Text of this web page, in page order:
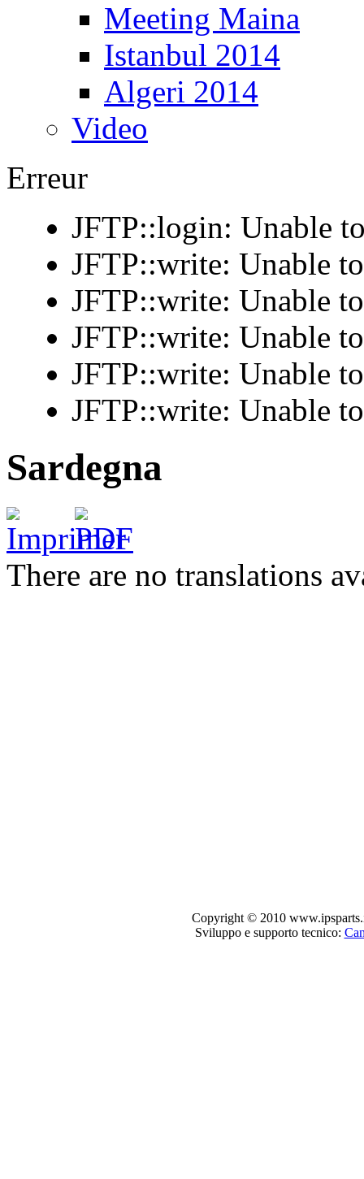
Meeting Maina
Istanbul 2014
Algeri 2014
Video
Erreur
JFTP::login: Unable
JFTP::write: Unable
JFTP::write: Unable
JFTP::write: Unable
JFTP::write: Unable
JFTP::write: Unable
Sardegna
There are no translations
Copyright © 2010
Sviluppo e supporto tecnico: